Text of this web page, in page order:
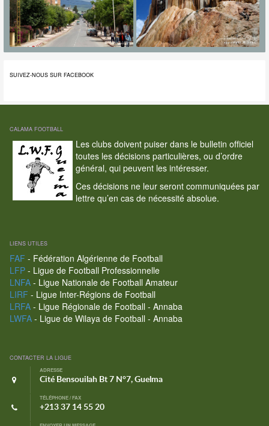
SUIVEZ-NOUS SUR FACEBOOK
CALAMA FOOTBALL
Les clubs doivent puiser dans le bulletin officiel
toutes les décisions particulières, ou d’ordre
général, qui peuvent les intéresser.
Ces décisions ne leur seront communiquées par
lettre qu’en cas de nécessité absolue.
LIENS UTILES
FAF - Fédération Algérienne de Football
LFP- Ligue de Football Professionnelle
LNFA- Ligue Nationale de Football Amateur
LIRF - Ligue Inter-Régions de Football
LRFA- Ligue Régionale de Football - Annaba
LWFA- Ligue de Wilaya de Football - Annaba
CONTACTER LA LIGUE
ADRESSE
Cité Bensouilah Bt 7 N°7, Guelma
TÉLÉPHONE / FAX
+213 37 14 55 20